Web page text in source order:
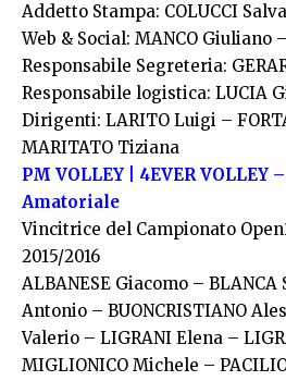
Addetto Stampa: COLUCCI
Web & Social: MANCO Giuliano
Responsabile Segreteria:
Responsabile logistica: LUCIA
Dirigenti: LARITO Luigi –
MARITATO Tiziana
PM VOLLEY | 4EVER VOLLEY
Amatoriale
Vincitrice del Campionato
2015/2016
ALBANESE Giacomo – BLANCA
Antonio – BUONCRISTIANO
Valerio – LIGRANI Elena –
MIGLIONICO Michele –